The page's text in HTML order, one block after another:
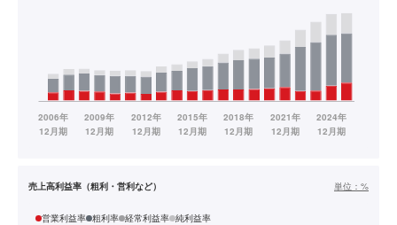
売上高利益率（粗利・営利など） 単位： %
営業利益率 粗利率 経常利益率 純利益率